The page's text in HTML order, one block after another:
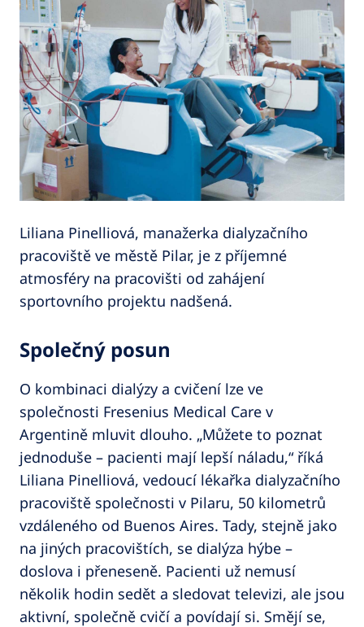
Liliana Pinelliová, manažerka dialyzačního
pracoviště ve městě Pilar, je z příjemné
atmosféry na pracovišti od zahájení
sportovního projektu nadšená.
Společný posun
O kombinaci dialýzy a cvičení lze ve
společnosti Fresenius Medical Care v
Argentině mluvit dlouho. „Můžete to poznat
jednoduše – pacienti mají lepší náladu,“ říká
Liliana Pinelliová, vedoucí lékařka dialyzačního
pracoviště společnosti v Pilaru, 50 kilometrů
vzdáleného od Buenos Aires. Tady, stejně jako
na jiných pracovištích, se dialýza hýbe –
doslova i přeneseně. Pacienti už nemusí
několik hodin sedět a sledovat televizi, ale jsou
aktivní, společně cvičí a povídají si. Smějí se,